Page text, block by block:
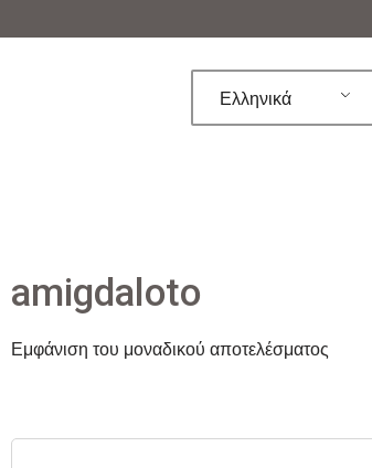
Ελληνικά
amigdaloto
Εμφάνιση του μοναδικού αποτελέσματος